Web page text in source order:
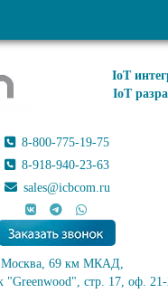
IoT
IoT
8-800-775-19-75
8-918-940-23-63
sales@icbcom.ru
Москва, 69 км МКАД,
"Greenwood", стр. 17, оф.